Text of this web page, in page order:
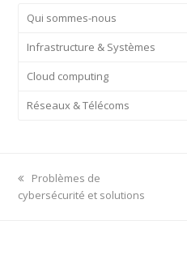
Qui sommes-nous
Infrastructure & Systèmes
Cloud computing
Réseaux & Télécoms
previous
post:
Problèmes de
cybersécurité et solutions